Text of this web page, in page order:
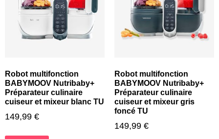
Robot multifonction
BABYMOOV Nutribaby+
Préparateur culinaire
cuiseur et mixeur blanc TU
149,99 €
Robot multifonction
BABYMOOV Nutribaby+
Préparateur culinaire
cuiseur et mixeur gris
foncé TU
149,99 €